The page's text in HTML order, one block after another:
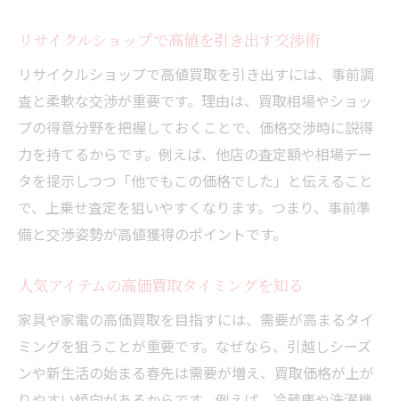
リサイクルショップで高値を引き出す交渉術
リサイクルショップで高値買取を引き出すには、事前調
査と柔軟な交渉が重要です。理由は、買取相場やショッ
プの得意分野を把握しておくことで、価格交渉時に説得
力を持てるからです。例えば、他店の査定額や相場デー
タを提示しつつ「他でもこの価格でした」と伝えること
で、上乗せ査定を狙いやすくなります。つまり、事前準
備と交渉姿勢が高値獲得のポイントです。
人気アイテムの高価買取タイミングを知る
家具や家電の高価買取を目指すには、需要が高まるタイ
ミングを狙うことが重要です。なぜなら、引越しシーズ
ンや新生活の始まる春先は需要が増え、買取価格が上が